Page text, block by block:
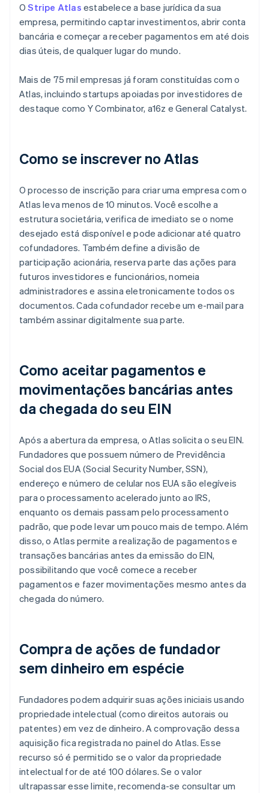
OStripe Atlas estabelece a base jurídica da sua
empresa, permitindo captar investimentos, abrir conta
bancária e começar a receber pagamentos em até dois
dias úteis, de qualquer lugar do mundo.
Mais de 75 mil empresas já foram constituídas com o
Atlas, incluindo startups apoiadas por investidores de
destaque como Y Combinator, a16z e General Catalyst.
Como se inscrever no Atlas
O processo de inscrição para criar uma empresa com o
Atlas leva menos de 10 minutos. Você escolhe a
estrutura societária, verifica de imediato se o nome
desejado está disponível e pode adicionar até quatro
cofundadores. Também define a divisão de
participação acionária, reserva parte das ações para
futuros investidores e funcionários, nomeia
administradores e assina eletronicamente todos os
documentos. Cada cofundador recebe um e-mail para
também assinar digitalmente sua parte.
Como aceitar pagamentos e
movimentações bancárias antes
da chegada do seu EIN
Após a abertura da empresa, o Atlas solicita o seu EIN.
Fundadores que possuem número de Previdência
Social dos EUA (Social Security Number, SSN),
endereço e número de celular nos EUA são elegíveis
para o processamento acelerado junto ao IRS,
enquanto os demais passam pelo processamento
padrão, que pode levar um pouco mais de tempo. Além
disso, o Atlas permite a realização de pagamentos e
transações bancárias antes da emissão do EIN,
possibilitando que você comece a receber
pagamentos e fazer movimentações mesmo antes da
chegada do número.
Compra de ações de fundador
sem dinheiro em espécie
Fundadores podem adquirir suas ações iniciais usando
propriedade intelectual (como direitos autorais ou
patentes) em vez de dinheiro. A comprovação dessa
aquisição fica registrada no painel do Atlas. Esse
recurso só é permitido se o valor da propriedade
intelectual for de até 100 dólares. Se o valor
ultrapassar esse limite, recomenda-se consultar um